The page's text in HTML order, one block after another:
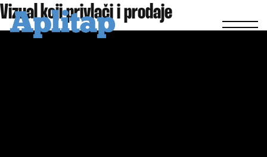
Vizual koji privlačiiprodaje